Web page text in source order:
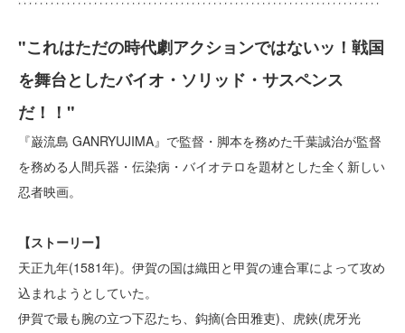
"これはただの時代劇アクションではないッ！戦国
を舞台としたバイオ・ソリッド・サスペンス
だ！！"
『巌流島 GANRYUJIMA』で監督・脚本を務めた千葉誠治が監督
を務める人間兵器・伝染病・バイオテロを題材とした全く新しい
忍者映画。
【ストーリー】
天正九年(1581年)。伊賀の国は織田と甲賀の連合軍によって攻め
込まれようとしていた。
伊賀で最も腕の立つ下忍たち、鈎摘(合田雅吏)、虎鋏(虎牙光